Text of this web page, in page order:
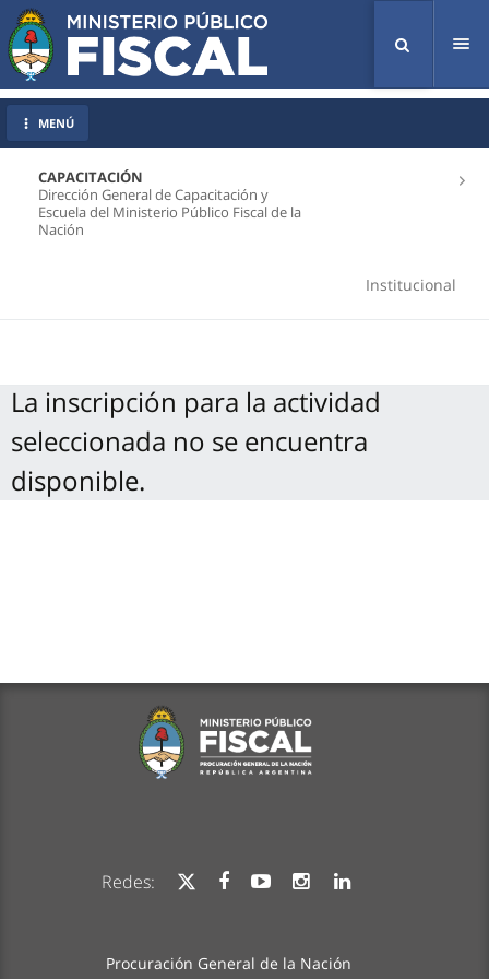
CAPACITACIÓN
Dirección General de Capacitación y
Escuela del Ministerio Público Fiscal de la
Nación
Institucional
MENÚ
La inscripción para la actividad
seleccionada no se encuentra
disponible.
Redes:
Procuración General de la Nación